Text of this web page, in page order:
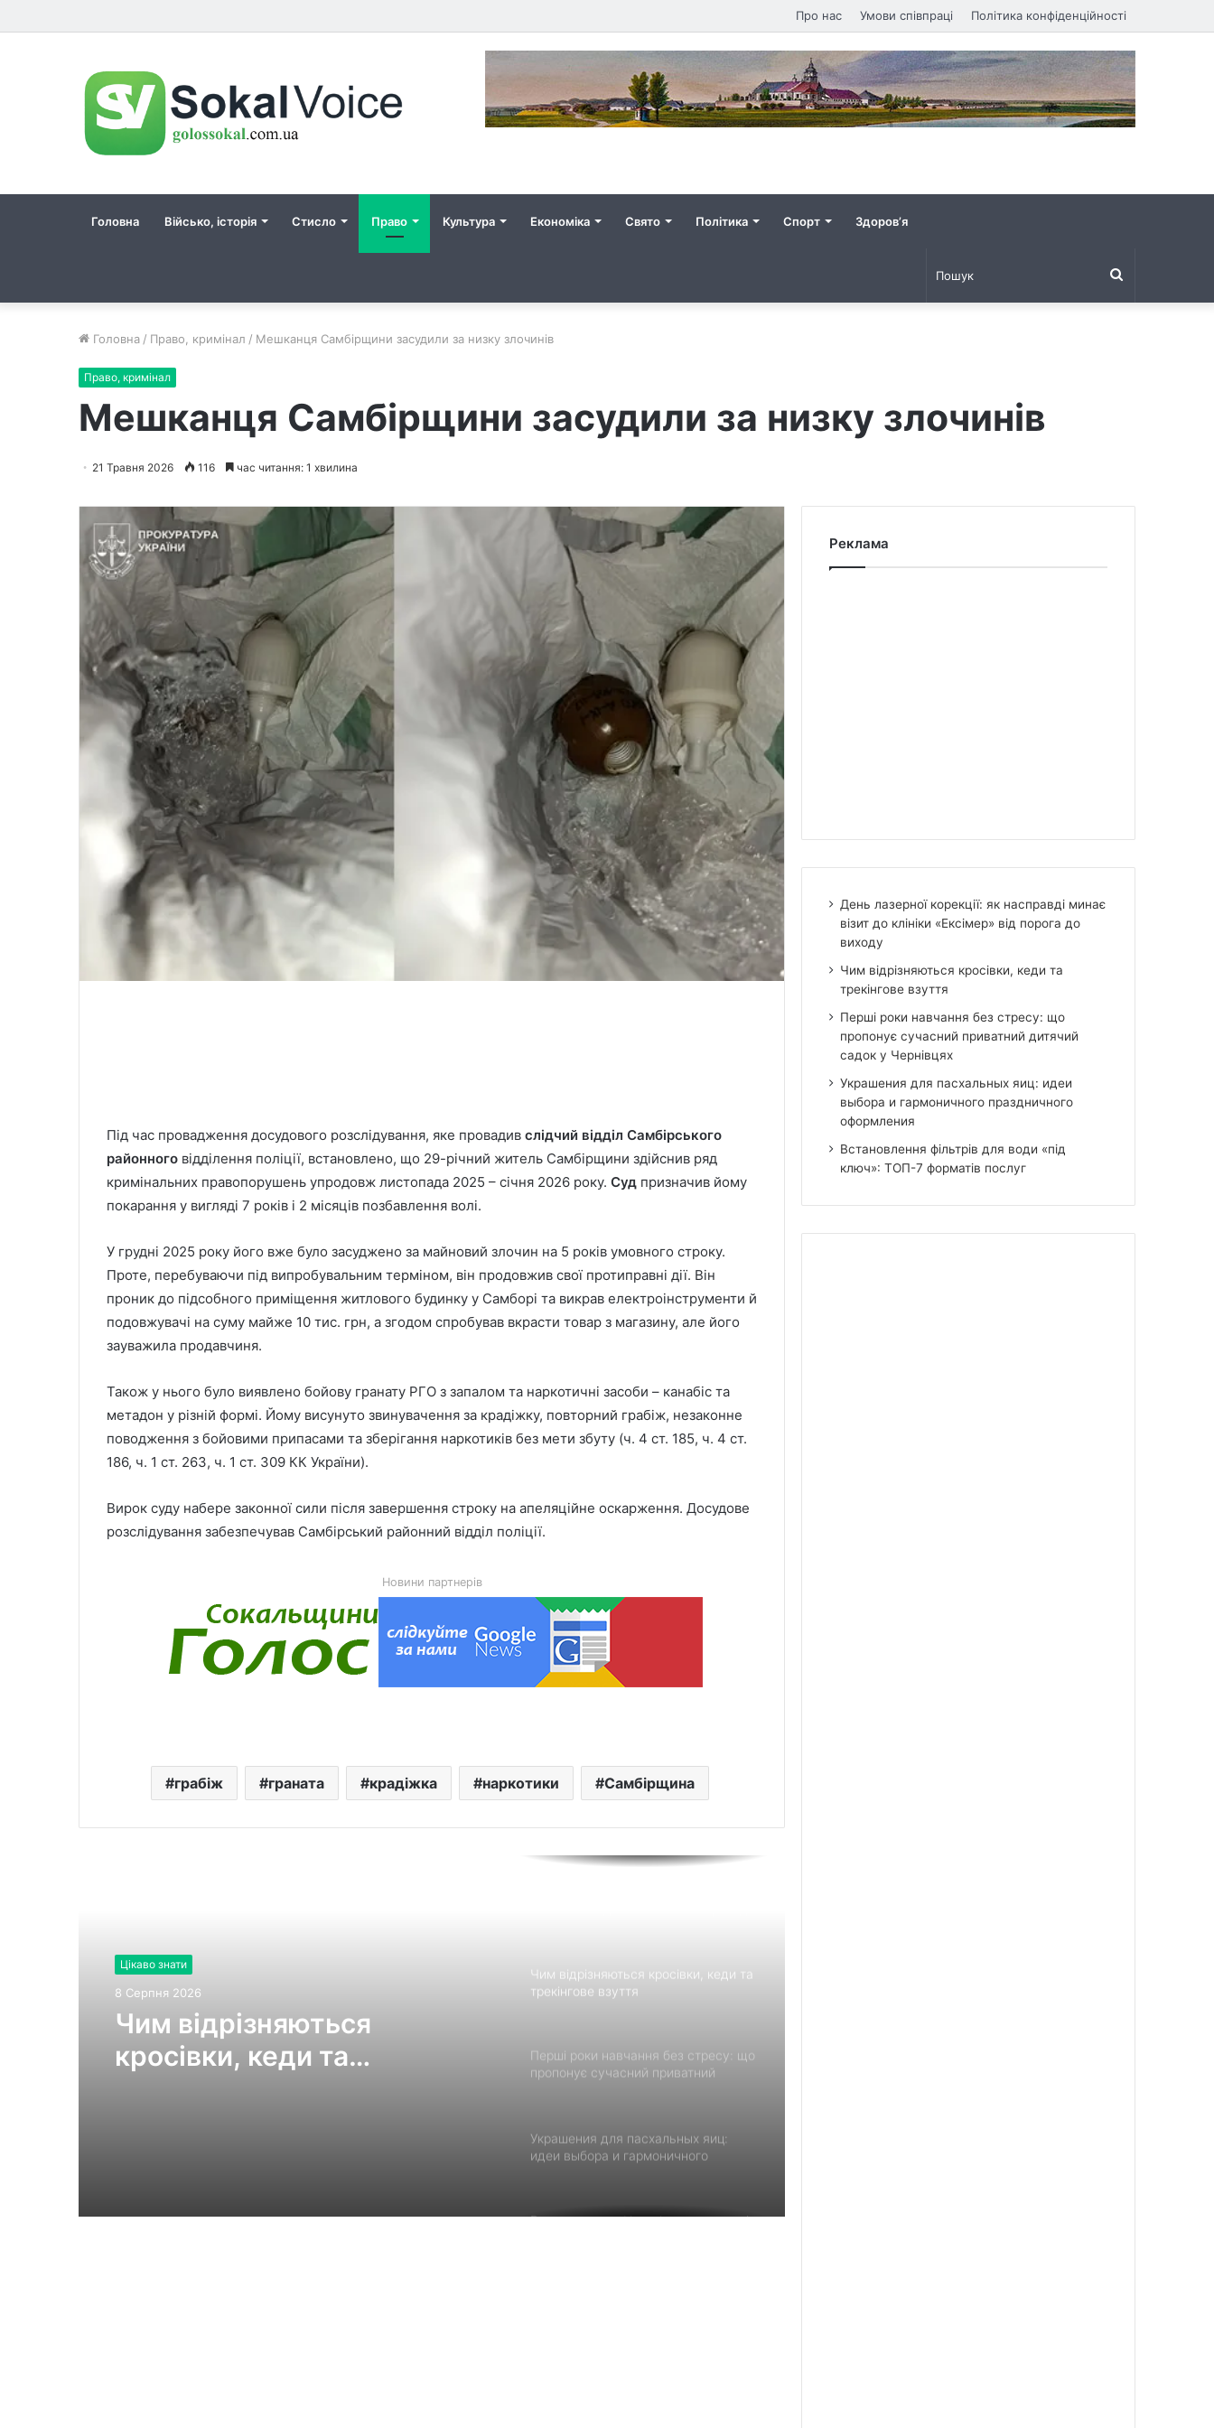
Про нас Умови співпраці Політика конфіденційності
Головна Військо, історія Стисло Право Культура Економіка Свято Політика Спорт Здоров’я
Головна / Право, кримінал / Мешканця Самбірщини засудили за низку злочинів
Право, кримінал
Мешканця Самбірщини засудили за низку злочинів
21 Травня 2026 116 час читання: 1 хвилина
Під час провадження досудового розслідування, яке провадив слідчий відділ Самбірського
районного відділення поліції, встановлено, що 29-річний житель Самбірщини здійснив ряд
кримінальних правопорушень упродовж листопада 2025 – січня 2026 року. Суд призначив йому
покарання у вигляді 7 років і 2 місяців позбавлення волі.
У грудні 2025 року його вже було засуджено за майновий злочин на 5 років умовного строку.
Проте, перебуваючи під випробувальним терміном, він продовжив свої протиправні дії. Він
проник до підсобного приміщення житлового будинку у Самборі та викрав електроінструменти й
подовжувачі на суму майже 10 тис. грн, а згодом спробував вкрасти товар з магазину, але його
зауважила продавчиня.
Також у нього було виявлено бойову гранату РГО з запалом та наркотичні засоби – канабіс та
метадон у різній формі. Йому висунуто звинувачення за крадіжку, повторний грабіж, незаконне
поводження з бойовими припасами та зберігання наркотиків без мети збуту (ч. 4 ст. 185, ч. 4 ст.
186, ч. 1 ст. 263, ч. 1 ст. 309 КК України).
Вирок суду набере законної сили після завершення строку на апеляційне оскарження. Досудове
розслідування забезпечував Самбірський районний відділ поліції.
Новини партнерів
грабіж граната крадіжка наркотики Самбірщина
Цікаво знати
8 Серпня 2026
Чим відрізняються
кросівки, кеди та
трекінгове взуття
дитячий садок у Чернівцях
Украшения для пасхальных яиц:
идеи выбора и гармоничного
праздничного оформления
конфлікту в маршрутному автобусі
Чим відрізняються кросівки, кеди та
трекінгове взуття
Перші роки навчання без стресу: що
пропонує сучасний приватний
Украшения для пасхальных яиц:
идеи выбора и гармоничного
Встановлення фільтрів для води «під
Реклама
День лазерної корекції: як насправді минає
візит до клініки «Ексімер» від порога до
виходу
Чим відрізняються кросівки, кеди та
трекінгове взуття
Перші роки навчання без стресу: що
пропонує сучасний приватний дитячий
садок у Чернівцях
Украшения для пасхальных яиц: идеи
выбора и гармоничного праздничного
оформления
Встановлення фільтрів для води «під
ключ»: ТОП-7 форматів послуг